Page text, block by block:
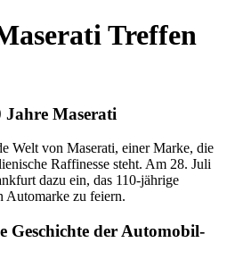
Treffen
Jahre Maserati
Welt von Maserati, einer Marke, die
Raffinesse steht. Am 28. Juli
dazu ein, das 110-jährige
Automarke zu feiern.
Geschichte der Automobil-